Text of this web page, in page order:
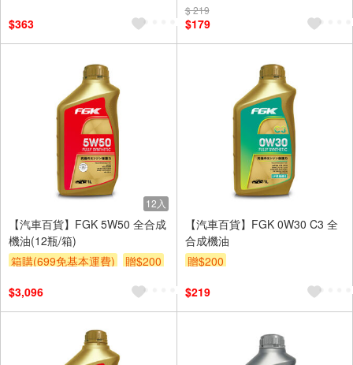
$363
$ 219
$179
12入
【汽車百貨】FGK 5W50 全合成
機油(12瓶/箱)
箱購(699免基本運費)
贈$200
$3,096
【汽車百貨】FGK 0W30 C3 全
合成機油
贈$200
$219